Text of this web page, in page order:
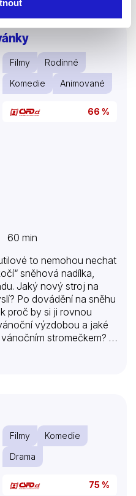
– podaří se jí to dřív,
Filmy
Rodinné
Komedie
Animované
66 %
60 min
to nemohou nechat
sněhová nadílka,
Jaký nový stroj na
Po dovádění na sněhu
proč by si ji rovnou
výzdobou a jaké
stromečkem? A
a oslaví Silvestra. Pro
překážkou a
Filmy
Komedie
Drama
75 %